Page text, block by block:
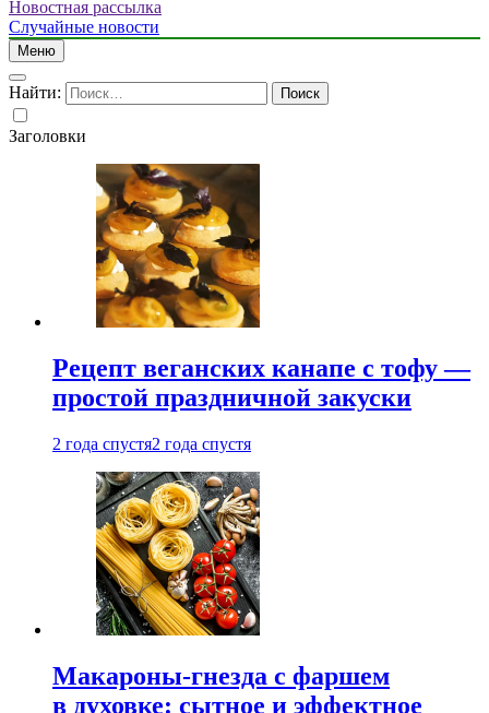
Новостная рассылка
Случайные новости
Меню
Найти:
Заголовки
Рецепт веганских канапе с тофу —
простой праздничной закуски
2 года спустя2 года спустя
Макароны-гнезда с фаршем
в духовке: сытное и эффектное